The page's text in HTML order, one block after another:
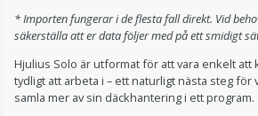
* Importen fungerar i de flesta fall direkt. Vid
säkerställa att er data följer med på ett smidigt
Hjulius Solo är utformat för att vara enkelt att
tydligt att arbeta i – ett naturligt nästa steg för
samla mer av sin däckhantering i ett program.